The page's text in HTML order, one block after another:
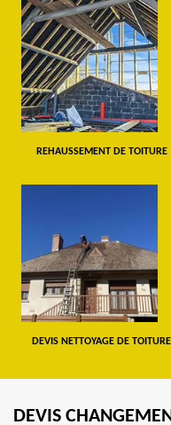
REHAUSSEMENT DE TOITURE
DEVIS NETTOYAGE DE
DEVIS